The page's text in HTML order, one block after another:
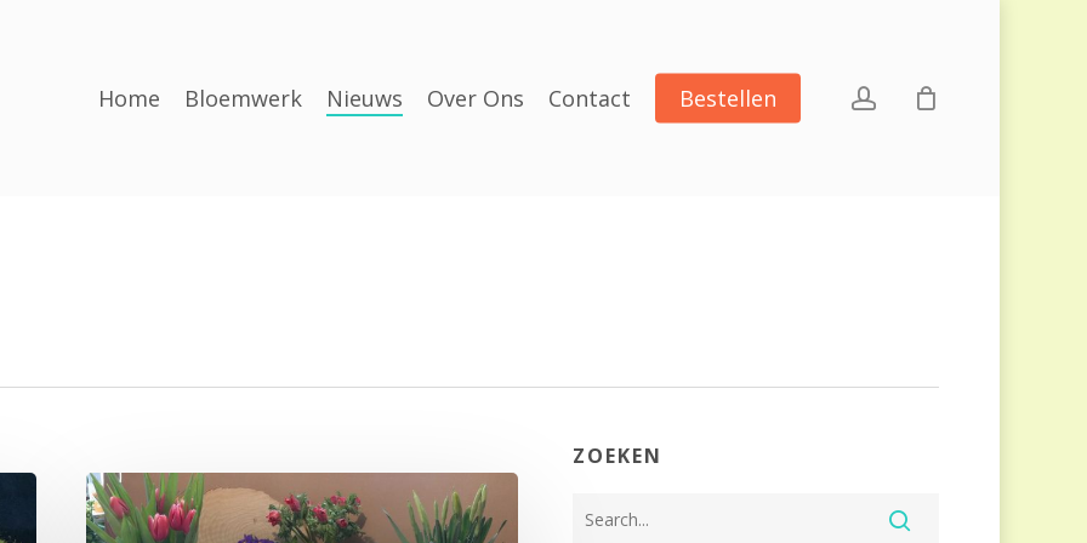
Home Bloemwerk Nieuws Over Ons Contact Bestellen account
Haal
het
ZOEKEN